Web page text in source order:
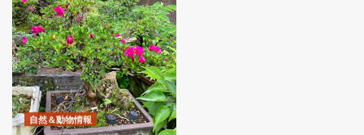
自然＆動物情報